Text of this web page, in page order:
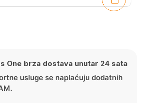
One brza dostava unutar 24 sata
usluge se naplaćuju dodatnih